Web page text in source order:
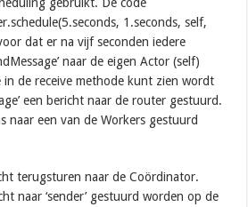
1.seconds, self,
dat er na vijf seconden iedere
naar de eigen Actor (self)
de receive methode kunt zien wordt
een bericht naar de router gestuurd.
naar een van de Workers gestuurd
terugsturen naar de Coördinator.
naar ‘sender’ gestuurd worden op de